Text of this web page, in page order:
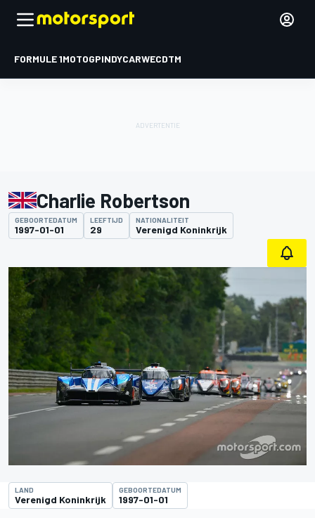
FORMULE 1MOTOGPINDYCARWECDTM
Charlie Robertson
GEBOORTEDATUM
1997-01-01
LEEFTIJD
29
NATIONALITEIT
Verenigd Koninkrijk
LAND
Verenigd Koninkrijk
GEBOORTEDATUM
1997-01-01